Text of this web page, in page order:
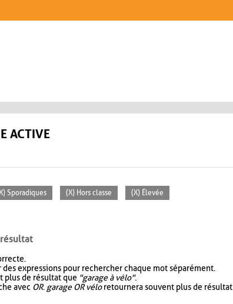
ACTIVE
Sporadiques (X) Hors classe (X) Élevée
expressions pour rechercher chaque mot séparément.
plus de résultat que "garage à vélo".
avec OR. garage OR véloretournera souvent plus de résultat